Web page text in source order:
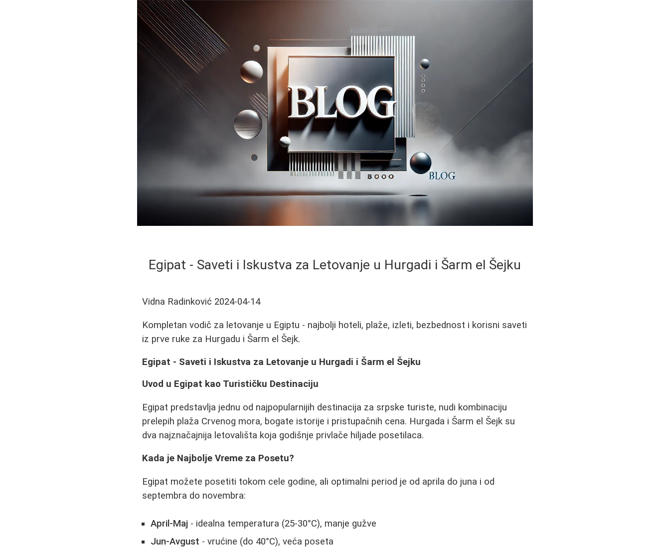
Egipat - Saveti i Iskustva za Letovanje u Hurgadi i Šarm el Šejku
Vidna Radinković 2024-04-14
Kompletan vodič za letovanje u Egiptu - najbolji hoteli, plaže, izleti, bezbednost i korisni saveti
iz prve ruke za Hurgadu i Šarm el Šejk.
Egipat - Saveti i Iskustva za Letovanje u Hurgadi i Šarm el Šejku
Uvod u Egipat kao Turističku Destinaciju
Egipat predstavlja jednu od najpopularnijih destinacija za srpske turiste, nudi kombinaciju
prelepih plaža Crvenog mora, bogate istorije i pristupačnih cena. Hurgada i Šarm el Šejk su
dva najznačajnija letovališta koja godišnje privlače hiljade posetilaca.
Kada je Najbolje Vreme za Posetu?
Egipat možete posetiti tokom cele godine, ali optimalni period je od aprila do juna i od
septembra do novembra:
April-Maj - idealna temperatura (25-30°C), manje gužve
Jun-Avgust - vrućine (do 40°C), veća poseta